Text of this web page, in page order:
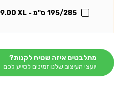
195/285 ס"מ - XL
מתלבטים איזה שטיח לקנות?
יועצי העיצוב שלנו זמינים לסייע לכם